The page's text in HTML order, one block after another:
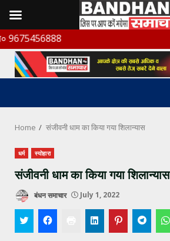
Skip
to
content
Home संजीवनी धाम का किया गया शिलान्यास
धर्म स्योहारा
संजीवनी धाम का किया गया शिलान्यास
बंधन समाचार July 1, 2022